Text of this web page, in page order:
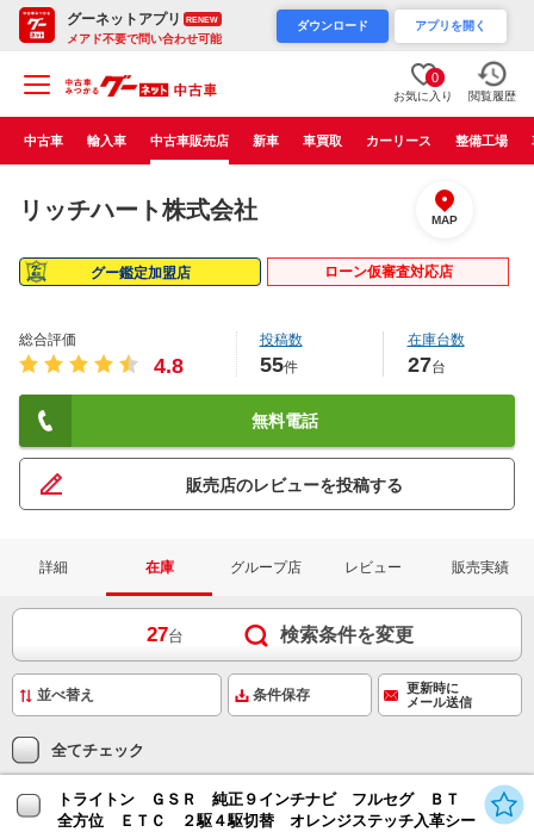
グーネットアプリ RENEW
メアド不要で問い合わせ可能
ダウンロード アプリを開く
0
お気に入り 閲覧履歴
中古車 輸入車 中古車販売店 新車 車買取 カーリース 整備工場
リッチハート株式会社 MAP
グー鑑定加盟店 ローン仮審査対応店
総合評価
4.8
投稿数
55件
在庫台数
27台
無料電話
販売店のレビューを投稿する
詳細 在庫 グループ店 レビュー 販売実績
27台 検索条件を変更
条件保存
更新時に
メール送信
全てチェック
トライトン ＧＳＲ 純正９インチナビ フルセグ ＢＴ
全方位 ＥＴＣ ２駆４駆切替 オレンジステッチ入革シー